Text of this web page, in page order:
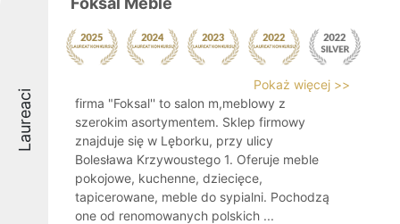
Laureaci
Pokaż więcej >>
firma "Foksal'' to salon m,meblowy z
szerokim asortymentem. Sklep firmowy
znajduje się w Lęborku, przy ulicy
Bolesława Krzywoustego 1. Oferuje meble
pokojowe, kuchenne, dziecięce,
tapicerowane, meble do sypialni. Pochodzą
one od renomowanych polskich ...